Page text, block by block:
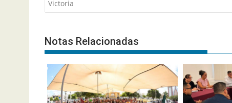
entradas
Victoria
Notas Relacionadas